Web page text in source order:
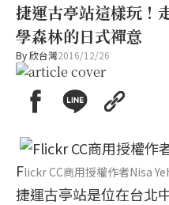
捷運古亭站這樣玩！
學森林的日式禪意
By欣台灣2016/12/26
Flickr CC商用授權作者Nisa
捷運古亭站是位在台北